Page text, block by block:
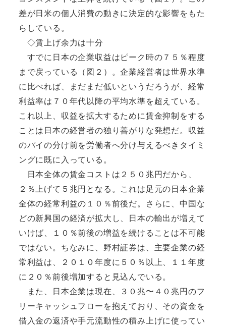
差が日米の個人消費の動きに決定的な影響をもた
らしている。
◇賃上げ余力は十分
すでに日本の企業収益はピーク時の７５％程度
まで戻っている（図２）。企業経営者は世界水準
に比べれば、まだまだ低いというだろうが、経常
利益率は７０年代以降の平均水準を超えている。
これ以上、収益を拡大するために賃金抑制をする
ことは日本の経営者の独り善がりな発想だ。収益
のパイの分け前を労働者へ分け与えるべきタイミ
ングに既に入っている。
日本全体の賃金コストは２５０兆円だから、
２％上げて５兆円となる。これは足元の日本企業
全体の経常利益の１０％前後だ。さらに、中国な
どの新興国の経済が拡大し、日本の輸出が増えて
いけば、１０％前後の増益を続けることは不可能
ではない。ちなみに、野村証券は、主要企業の経
常利益は、２０１０年度に５０％以上、１１年度
に２０％前後増加すると見込んでいる。
また、日本企業は現在、３０兆〜４０兆円のフ
リーキャッシュフローを抱えており、その資金を
借入金の返済や手元流動性の積み上げに使ってい